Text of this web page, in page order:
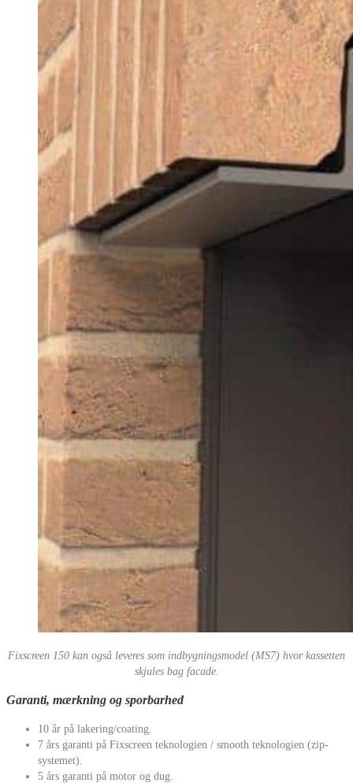
Fixscreen 150 kan også leveres som indbygningsmodel (MS7) hvor kassetten
skjules bag facade.
Garanti, mærkning og sporbarhed
10 år på lakering/coating.
7 års garanti på Fixscreen teknologien / smooth teknologien (zip-
systemet).
5 års garanti på motor og dug.